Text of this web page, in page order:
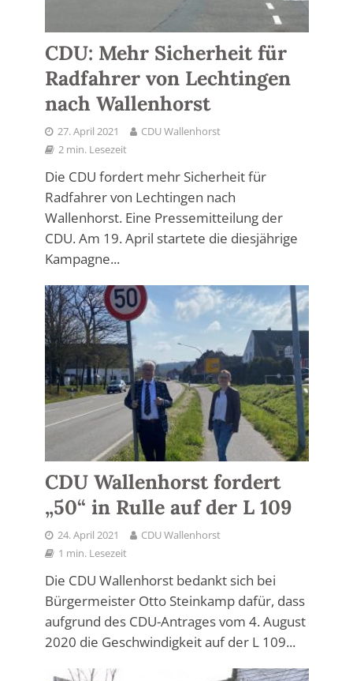
CDU: Mehr Sicherheit für
Radfahrer von Lechtingen
nach Wallenhorst
27. April 2021
CDU Wallenhorst
2 min. Lesezeit
Die CDU fordert mehr Sicherheit für
Radfahrer von Lechtingen nach
Wallenhorst. Eine Pressemitteilung der
CDU. Am 19. April startete die diesjährige
Kampagne...
CDU Wallenhorst fordert
„50“ in Rulle auf der L 109
24. April 2021
CDU Wallenhorst
1 min. Lesezeit
Die CDU Wallenhorst bedankt sich bei
Bürgermeister Otto Steinkamp dafür, dass
aufgrund des CDU-Antrages vom 4. August
2020 die Geschwindigkeit auf der L 109...